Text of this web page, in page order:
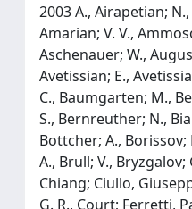
2003 A., Airapetian;
Amarian; V. V.,
Aschenauer; W.,
Avetissian; E.,
C., Baumgarten; M.,
S., Bernreuther; N.,
Bottcher; A., Borissov;
A., Brull; V., Bryzgalov;
Chiang; Ciullo,
G. R., Court; Ferretti,